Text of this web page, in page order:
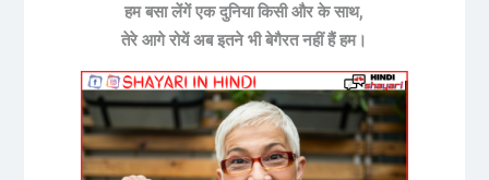
हम बसा लेंगें एक दुनिया किसी और के साथ,
तेरे आगे रोयें अब इतने भी बेगैरत नहीं हैं हम।